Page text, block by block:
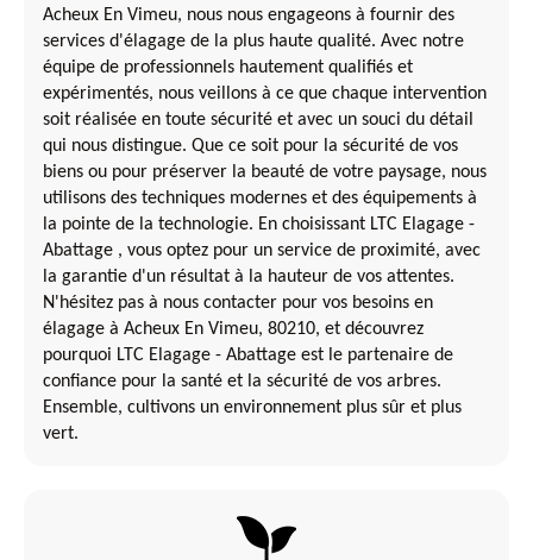
Acheux En Vimeu, nous nous engageons à fournir des
services d'élagage de la plus haute qualité. Avec notre
équipe de professionnels hautement qualifiés et
expérimentés, nous veillons à ce que chaque intervention
soit réalisée en toute sécurité et avec un souci du détail
qui nous distingue. Que ce soit pour la sécurité de vos
biens ou pour préserver la beauté de votre paysage, nous
utilisons des techniques modernes et des équipements à
la pointe de la technologie. En choisissant LTC Elagage -
Abattage , vous optez pour un service de proximité, avec
la garantie d'un résultat à la hauteur de vos attentes.
N'hésitez pas à nous contacter pour vos besoins en
élagage à Acheux En Vimeu, 80210, et découvrez
pourquoi LTC Elagage - Abattage est le partenaire de
confiance pour la santé et la sécurité de vos arbres.
Ensemble, cultivons un environnement plus sûr et plus
vert.